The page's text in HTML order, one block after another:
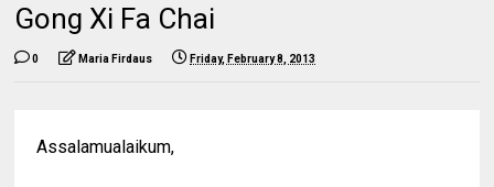
Gong Xi Fa Chai
0 Maria Firdaus Friday, February 8, 2013
Assalamualaikum,